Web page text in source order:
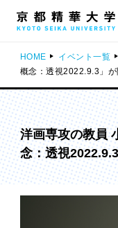
HOME イベント一覧
概念：透視2022.9.3」が
洋画専攻の教員
念：透視